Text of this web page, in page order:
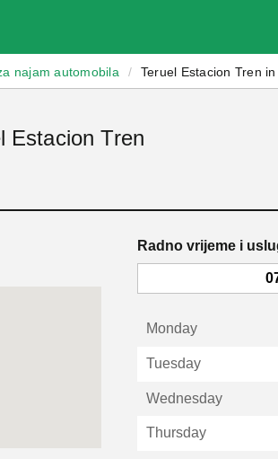
najam automobila / Teruel Estacion Tren
Estacion Tren
Radno vrijeme i
Monday
Tuesday
Wednesday
Thursday